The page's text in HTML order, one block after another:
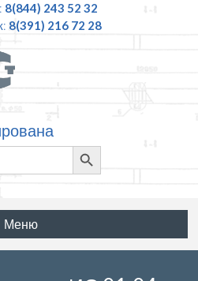
8(844) 243 52 32
8(391) 216 72 28
Search
Button
Меню